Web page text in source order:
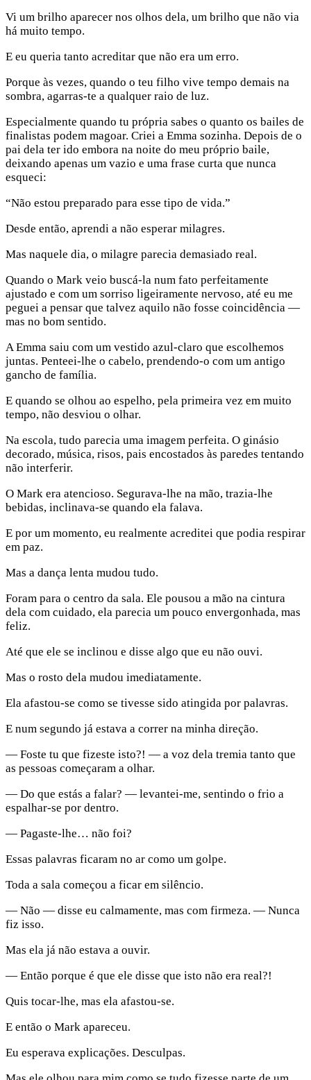
Vi um brilho aparecer nos olhos dela, um brilho que não via
há muito tempo.
E eu queria tanto acreditar que não era um erro.
Porque às vezes, quando o teu filho vive tempo demais na
sombra, agarras-te a qualquer raio de luz.
Especialmente quando tu própria sabes o quanto os bailes de
finalistas podem magoar. Criei a Emma sozinha. Depois de o
pai dela ter ido embora na noite do meu próprio baile,
deixando apenas um vazio e uma frase curta que nunca
esqueci:
“Não estou preparado para esse tipo de vida.”
Desde então, aprendi a não esperar milagres.
Mas naquele dia, o milagre parecia demasiado real.
Quando o Mark veio buscá-la num fato perfeitamente
ajustado e com um sorriso ligeiramente nervoso, até eu me
peguei a pensar que talvez aquilo não fosse coincidência —
mas no bom sentido.
A Emma saiu com um vestido azul-claro que escolhemos
juntas. Penteei-lhe o cabelo, prendendo-o com um antigo
gancho de família.
E quando se olhou ao espelho, pela primeira vez em muito
tempo, não desviou o olhar.
Na escola, tudo parecia uma imagem perfeita. O ginásio
decorado, música, risos, pais encostados às paredes tentando
não interferir.
O Mark era atencioso. Segurava-lhe na mão, trazia-lhe
bebidas, inclinava-se quando ela falava.
E por um momento, eu realmente acreditei que podia respirar
em paz.
Mas a dança lenta mudou tudo.
Foram para o centro da sala. Ele pousou a mão na cintura
dela com cuidado, ela parecia um pouco envergonhada, mas
feliz.
Até que ele se inclinou e disse algo que eu não ouvi.
Mas o rosto dela mudou imediatamente.
Ela afastou-se como se tivesse sido atingida por palavras.
E num segundo já estava a correr na minha direção.
— Foste tu que fizeste isto?! — a voz dela tremia tanto que
as pessoas começaram a olhar.
— Do que estás a falar? — levantei-me, sentindo o frio a
espalhar-se por dentro.
— Pagaste-lhe… não foi?
Essas palavras ficaram no ar como um golpe.
Toda a sala começou a ficar em silêncio.
— Não — disse eu calmamente, mas com firmeza. — Nunca
fiz isso.
Mas ela já não estava a ouvir.
— Então porque é que ele disse que isto não era real?!
Quis tocar-lhe, mas ela afastou-se.
E então o Mark apareceu.
Eu esperava explicações. Desculpas.